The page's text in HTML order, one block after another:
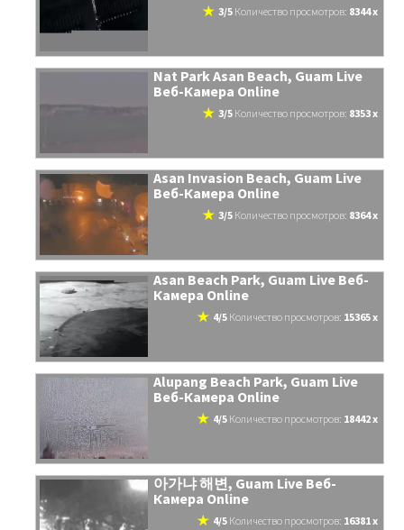
3/5 количество просмотров: 8344 x
Nat Park Asan Beach, Guam Live
Веб-Камера Online
3/5 количество просмотров: 8353 x
Asan Invasion Beach, Guam Live
Веб-Камера Online
3/5 количество просмотров: 8364 x
Asan Beach Park, Guam Live Веб-
Камера Online
4/5 количество просмотров: 15365 x
Alupang Beach Park, Guam Live
Веб-Камера Online
4/5 количество просмотров: 18442 x
아가냐 해변, Guam Live Веб-
Камера Online
4/5 количество просмотров: 16381 x